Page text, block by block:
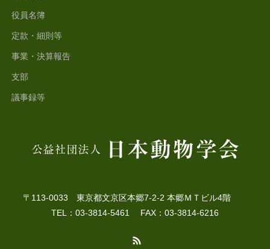
役員名簿
定款・細則等
事業・決算報告
支部
議事録等
〒113-0033 東京都文京区本郷7-2-2 本郷ＭＴビル4階
TEL：03-3814-5461 FAX：03-3814-6216